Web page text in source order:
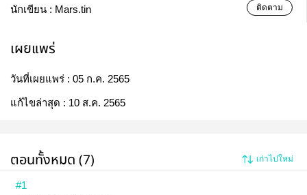
นักเขียน : Mars.tin ติดตาม
เผยแพร่
วันที่เผยแพร่ : 05 ก.ค. 2565
แก้ไขล่าสุด : 10 ส.ค. 2565
ตอนทั้งหมด (7) เก่าไปใหม่
#1